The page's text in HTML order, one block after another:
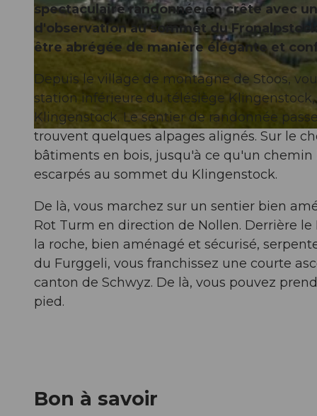
© Schwyzer Wanderwege
spectaculaire randonnée en crête avec
d'observation au sommet du
être abrégée de manière élégante et
Depuis le village de montagne de Stoos,
station inférieure du télésiège
Klingenstock. Le sentier de randonnée
trouvent quelques alpages alignés. Sur le
bâtiments en bois, jusqu'à ce qu'un
escarpés au sommet du Klingenstock.
De là, vous marchez sur un sentier bien
Rot Turm en direction de Nollen. Derrière
la roche, bien aménagé et sécurisé,
du Furggeli, vous franchissez une courte
canton de Schwyz. De là, vous pouvez
pied.
Bon à savoir